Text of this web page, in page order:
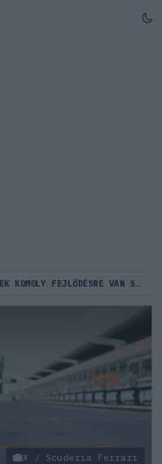
COULTHARD: PEREZNEK KOMOLY FEJLŐDÉSRE VAN SZÜKSÉGE, HA EL AKARJA KAPNI VERSTAPPENT
X / Scuderia Ferrari